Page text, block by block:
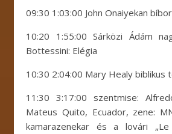
09:30 1:03:00 John Onaiyekan
10:20 1:55:00 Sárközi Ádám
Bottessini: Elégia
10:30 2:04:00 Mary Healy biblikus
11:30 3:17:00 szentmise:
Mateus Quito, Ecuador, zene:
kamarazenekar és a lovári „Le